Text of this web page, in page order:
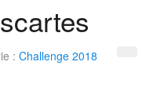
: Challenge 2018